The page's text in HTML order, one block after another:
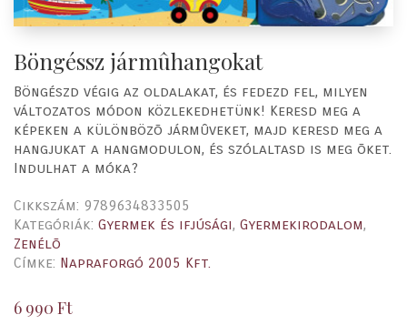
Böngéssz jármûhangokat
Böngészd végig az oldalakat, és fedezd fel, milyen
változatos módon közlekedhetünk! Keresd meg a
képeken a különbözõ jármûveket, majd keresd meg a
hangjukat a hangmodulon, és szólaltasd is meg õket.
Indulhat a móka?
Cikkszám: 9789634833505
Kategóriák: Gyermek és ifjúsági, Gyermekirodalom,
Zenélõ
Címke: Napraforgó 2005 Kft.
6 990 Ft